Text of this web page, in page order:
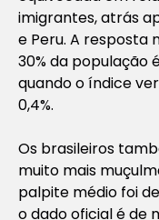
imigrantes, atrás
e Peru. A resposta
30% da população
quando o índice
0,4%.
Os brasileiros
muito mais
palpite médio foi
o dado oficial é de